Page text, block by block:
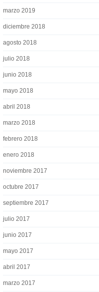
marzo 2019
diciembre 2018
agosto 2018
julio 2018
junio 2018
mayo 2018
abril 2018
marzo 2018
febrero 2018
enero 2018
noviembre 2017
octubre 2017
septiembre 2017
julio 2017
junio 2017
mayo 2017
abril 2017
marzo 2017